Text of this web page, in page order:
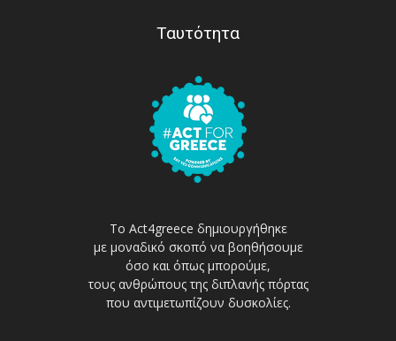
Ταυτότητα
Το Act4greece δημιουργήθηκε
με μοναδικό σκοπό να βοηθήσουμε
όσο και όπως μπορούμε,
τους ανθρώπους της διπλανής πόρτας
που αντιμετωπίζουν δυσκολίες.